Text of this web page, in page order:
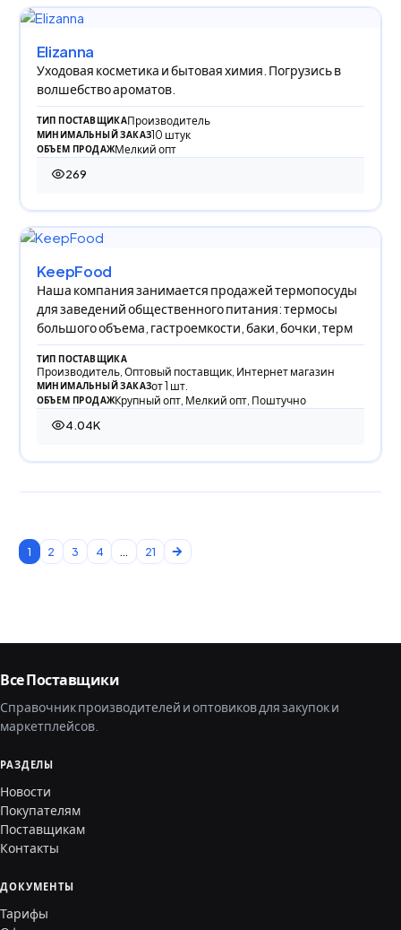
Elizanna
Уходовая косметика и бытовая химия. Погрузись в
волшебство ароматов.
ТИП ПОСТАВЩИКАПроизводитель
МИНИМАЛЬНЫЙ ЗАКАЗ10 штук
ОБЪЕМ ПРОДАЖМелкий опт
269
269 просмотров
KeepFood
Наша компания занимается продажей термопосуды
для заведений общественного питания: термосы
большого объема, гастроемкости, баки, бочки, терм
ТИП ПОСТАВЩИКА
Производитель, Оптовый поставщик, Интернет магазин
МИНИМАЛЬНЫЙ ЗАКАЗот 1 шт.
ОБЪЕМ ПРОДАЖКрупный опт, Мелкий опт, Поштучно
4.04K
4 037 просмотров
1 2 3 4 ... 21
Все Поставщики
Справочник производителей и оптовиков для закупок и
маркетплейсов.
РАЗДЕЛЫ
Новости
Покупателям
Поставщикам
Контакты
ДОКУМЕНТЫ
Тарифы